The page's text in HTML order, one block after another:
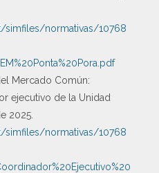
simfiles/normativas/10768
Mercado Común:
ejecutivo de la Unidad
2025.
simfiles/normativas/10768